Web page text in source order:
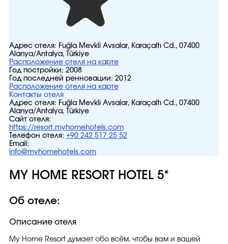
Адрес отеля: Fuğla Mevkli Avsalar, Karaçaltı Cd., 07400
Alanya/Antalya, Türkiye
Расположение отеля на карте
Год постройки: 2008
Год последней ренновации: 2012
Расположение отеля на карте
Контакты отеля
Адрес отеля: Fuğla Mevkli Avsalar, Karaçaltı Cd., 07400
Alanya/Antalya, Türkiye
Сайт отеля:
https://resort.myhomehotels.com
Телефон отеля: +90 242 517 25 52
Email:
info@myhomehotels.com
MY HOME RESORT HOTEL 5*
Об отеле:
Описание отеля
My Home Resort думает обо всём, чтобы вам и вашей